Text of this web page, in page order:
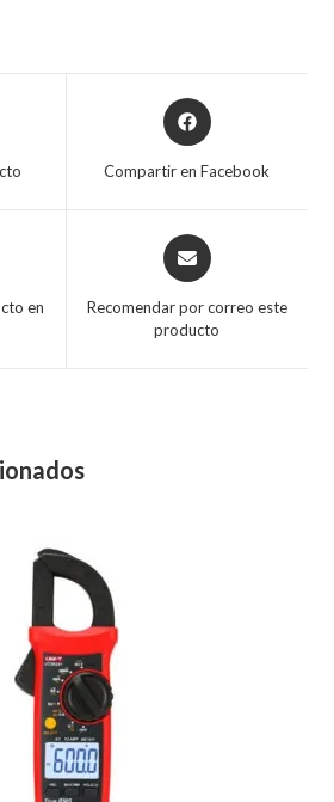
Compartir en Facebook
en
Recomendar por correo este
producto